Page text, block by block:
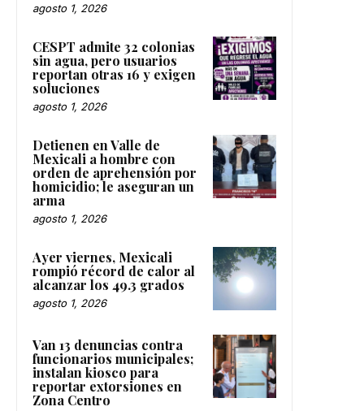
agosto 1, 2026
CESPT admite 32 colonias
sin agua, pero usuarios
reportan otras 16 y exigen
soluciones
agosto 1, 2026
Detienen en Valle de
Mexicali a hombre con
orden de aprehensión por
homicidio; le aseguran un
arma
agosto 1, 2026
Ayer viernes, Mexicali
rompió récord de calor al
alcanzar los 49.3 grados
agosto 1, 2026
Van 13 denuncias contra
funcionarios municipales;
instalan kiosco para
reportar extorsiones en
Zona Centro